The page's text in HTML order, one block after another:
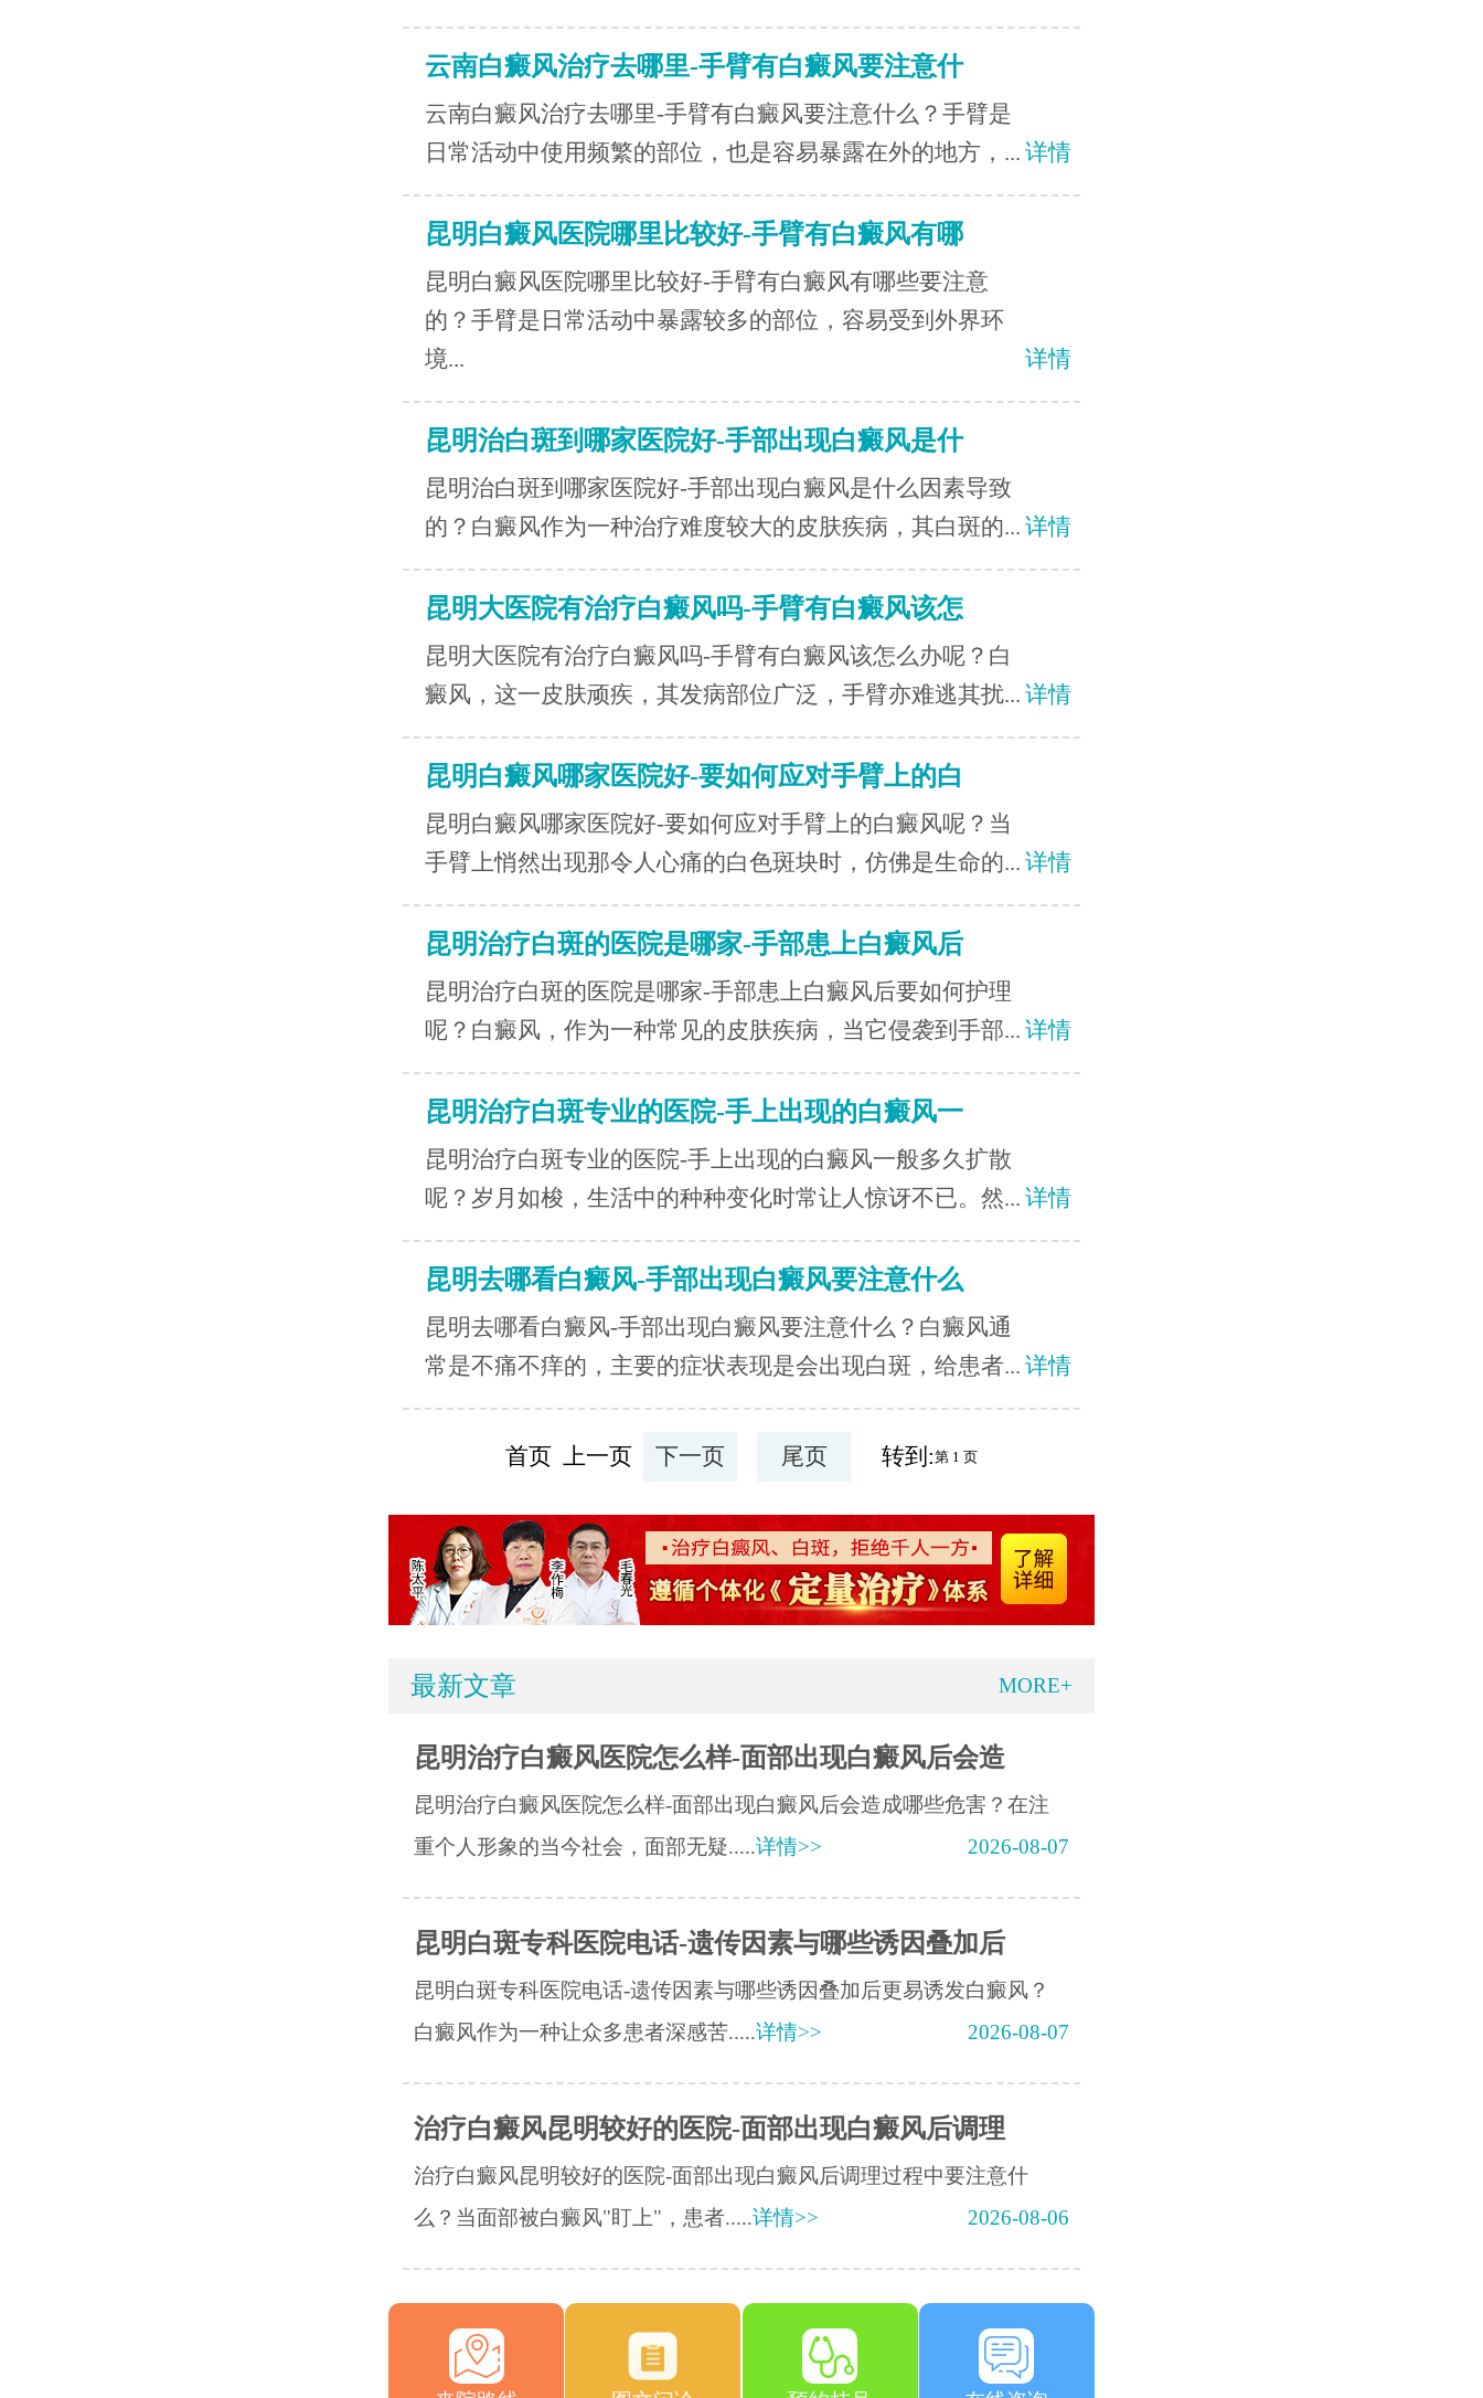
云南白癜风治疗去哪里-手臂有白癜风要注意什
云南白癜风治疗去哪里-手臂有白癜风要注意什么？手臂是
日常活动中使用频繁的部位，也是容易暴露在外的地方，... 详情
昆明白癜风医院哪里比较好-手臂有白癜风有哪
昆明白癜风医院哪里比较好-手臂有白癜风有哪些要注意
的？手臂是日常活动中暴露较多的部位，容易受到外界环
境...
详情
昆明治白斑到哪家医院好-手部出现白癜风是什
昆明治白斑到哪家医院好-手部出现白癜风是什么因素导致
的？白癜风作为一种治疗难度较大的皮肤疾病，其白斑的... 详情
昆明大医院有治疗白癜风吗-手臂有白癜风该怎
昆明大医院有治疗白癜风吗-手臂有白癜风该怎么办呢？白
癜风，这一皮肤顽疾，其发病部位广泛，手臂亦难逃其扰... 详情
昆明白癜风哪家医院好-要如何应对手臂上的白
昆明白癜风哪家医院好-要如何应对手臂上的白癜风呢？当
手臂上悄然出现那令人心痛的白色斑块时，仿佛是生命的... 详情
昆明治疗白斑的医院是哪家-手部患上白癜风后
昆明治疗白斑的医院是哪家-手部患上白癜风后要如何护理
呢？白癜风，作为一种常见的皮肤疾病，当它侵袭到手部... 详情
昆明治疗白斑专业的医院-手上出现的白癜风一
昆明治疗白斑专业的医院-手上出现的白癜风一般多久扩散
呢？岁月如梭，生活中的种种变化时常让人惊讶不已。然... 详情
昆明去哪看白癜风-手部出现白癜风要注意什么
昆明去哪看白癜风-手部出现白癜风要注意什么？白癜风通
常是不痛不痒的，主要的症状表现是会出现白斑，给患者... 详情
首页 上一页 下一页 尾页 转到:
最新文章 MORE+
昆明治疗白癜风医院怎么样-面部出现白癜风后会造
昆明治疗白癜风医院怎么样-面部出现白癜风后会造成哪些危害？在注
重个人形象的当今社会，面部无疑.....详情>> 2026-08-07
昆明白斑专科医院电话-遗传因素与哪些诱因叠加后
昆明白斑专科医院电话-遗传因素与哪些诱因叠加后更易诱发白癜风？
白癜风作为一种让众多患者深感苦.....详情>> 2026-08-07
治疗白癜风昆明较好的医院-面部出现白癜风后调理
治疗白癜风昆明较好的医院-面部出现白癜风后调理过程中要注意什
么？当面部被白癜风"盯上"，患者.....详情>> 2026-08-06